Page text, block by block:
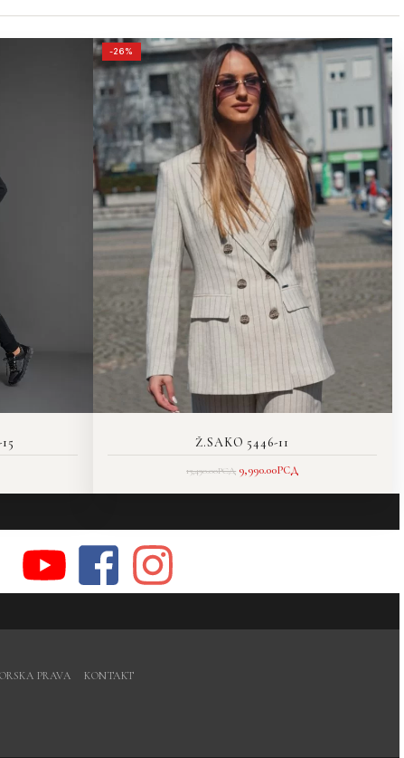
-26%
Ž.SAKO 5446-11
13,490.00РСД
ORIGINALNA
CENA
JE
BILA:
13,490.00РСД.
9,990.00РСД
TRENUTNA
CENA
9,990.00РСД.
PRAVA KONTAKT